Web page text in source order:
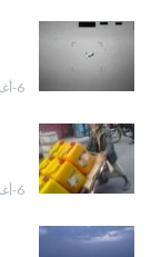
6-أغسطس- 2026
6-أغسطس- 2026